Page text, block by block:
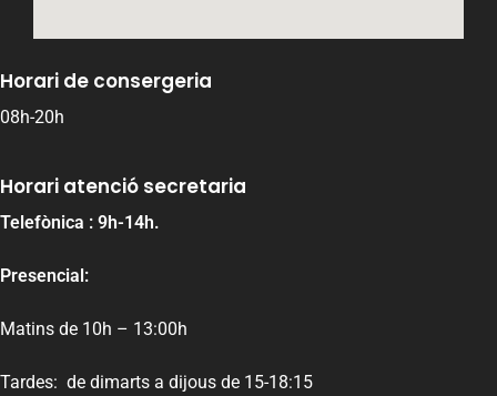
Horari de consergeria
08h-20h
Horari atenció secretaria
Telefònica : 9h-14h.
Presencial:
Matins de 10h – 13:00h
Tardes: de dimarts a dijous de 15-18:15